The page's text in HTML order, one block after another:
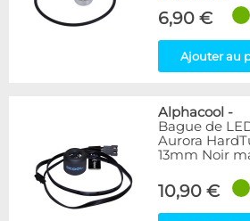
Tygon
XSPC
7
9
15
Plexi
5
Rouge
Transparent
40
Vert
6,90 €
Ajouter au
Alphacool -
Bague de
Aurora
13mm Noir
10,90 €